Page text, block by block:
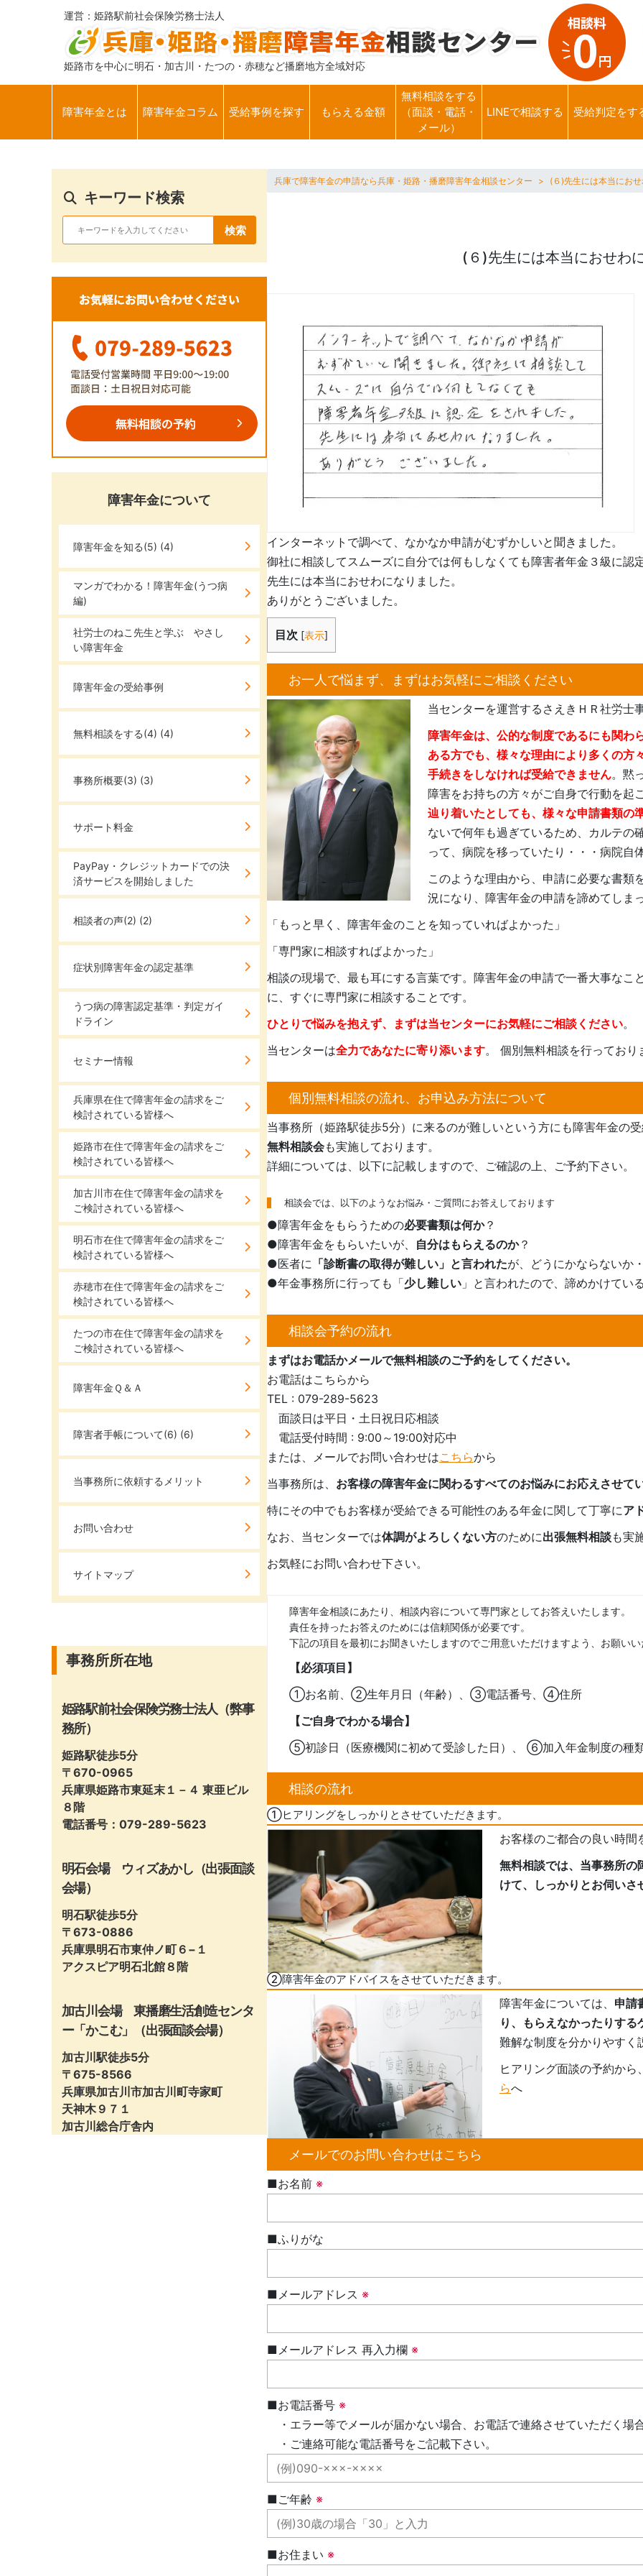
運営：姫路駅前社会保険労務士法人
姫路市を中心に明石・加古川・たつの・赤穂など播磨地方全域対応
障害年金とは 障害年金コラム 受給事例を探す もらえる金額
無料相談をする
（面談・電話・
メール）
LINEで相談する 受給判定をす
兵庫で障害年金の申請なら兵庫・姫路・播磨障害年金相談センター (６)先生には本当にお
(６)先生には本当におせわ
インターネットで調べて、なかなか申請がむずかしいと聞きました。
御社に相談してスムーズに自分では何もしなくても障害者年金３級に認
先生には本当におせわになりました。
ありがとうございました。
目次 [表示]
お一人で悩まず、まずはお気軽にご相談ください
当センターを運営するさえきＨＲ社労士
障害年金は、公的な制度であるにも関わ
ある方でも、様々な理由により多くの方
手続きをしなければ受給できません。黙
障害をお持ちの方々がご自身で行動を起
辿り着いたとしても、様々な申請書類の
ないで何年も過ぎているため、カルテの
って、病院を移っていたり・・・病院自
このような理由から、申請に必要な書類
況になり、障害年金の申請を諦めてしま
「もっと早く、障害年金のことを知っていればよかった」
「専門家に相談すればよかった」
相談の現場で、最も耳にする言葉です。障害年金の申請で一番大事な
に、すぐに専門家に相談することです。
ひとりで悩みを抱えず、まずは当センターにお気軽にご相談ください。
当センターは全力であなたに寄り添います。 個別無料相談を行っており
個別無料相談の流れ、お申込み方法について
当事務所（姫路駅徒歩5分）に来るのが難しいという方にも障害年金の
無料相談会も実施しております。
詳細については、以下に記載しますので、ご確認の上、ご予約下さい。
相談会では、以下のようなお悩み・ご質問にお答えしております
●障害年金をもらうための必要書類は何か？
●障害年金をもらいたいが、 自分はもらえるのか？
●医者に 「診断書の取得が難しい」と言われたが、どうにかならないか
●年金事務所に行っても「少し難しい 」と言われたので、諦めかけてい
相談会予約の流れ
まずはお電話かメールで無料相談のご予約をしてください。
お電話はこちらから
TEL : 079-289-5623
面談日は平日・土日祝日応相談
電話受付時間 : 9:00～19:00対応中
または、メールでお問い合わせはこちらから
当事務所は、 お客様の障害年金に関わるすべてのお悩みにお応えさせて
特にその中でもお客様が受給できる可能性のある年金に関して丁寧にア
なお、当センターでは体調がよろしくない方のために出張無料相談も実
お気軽にお問い合わせ下さい。
障害年金相談にあたり、相談内容について専門家としてお答えいたします。
責任を持ったお答えのためには信頼関係が必要です。
下記の項目を最初にお聞きいたしますのでご用意いただけますよう、お願いい
【必須項目】
①お名前、②生年月日（年齢）、③電話番号、④住所
【ご自身でわかる場合】
⑤初診日（医療機関に初めて受診した日）、 ⑥加入年金制度の種
相談の流れ
①ヒアリングをしっかりとさせていただきます。
お客様のご都合の良い時間
無料相談では、当事務所の
けて、しっかりとお伺いさ
②障害年金のアドバイスをさせていただきます。
障害年金については、 申請
り、もらえなかったりす
難解な制度を分かりやすく
ヒアリング面談の予約から
らへ
メールでのお問い合わせはこちら
■お名前 ※
■ふりがな
■メールアドレス ※
■メールアドレス 再入力欄 ※
■お電話番号 ※
・エラー等でメールが届かない場合、お電話で連絡させていただく場
・ご連絡可能な電話番号をご記載下さい。
■ご年齢 ※
■お住まい ※
キーワード検索
検索
障害年金について
障害年金を知る(5) (4)
マンガでわかる！障害年金(うつ病
編)
社労士のねこ先生と学ぶ やさし
い障害年金
障害年金の受給事例
無料相談をする(4) (4)
事務所概要(3) (3)
サポート料金
PayPay・クレジットカードでの決
済サービスを開始しました
相談者の声(2) (2)
症状別障害年金の認定基準
うつ病の障害認定基準・判定ガイ
ドライン
セミナー情報
兵庫県在住で障害年金の請求をご
検討されている皆様へ
姫路市在住で障害年金の請求をご
検討されている皆様へ
加古川市在住で障害年金の請求を
ご検討されている皆様へ
明石市在住で障害年金の請求をご
検討されている皆様へ
赤穂市在住で障害年金の請求をご
検討されている皆様へ
たつの市在住で障害年金の請求を
ご検討されている皆様へ
障害年金Ｑ＆Ａ
障害者手帳について(6) (6)
当事務所に依頼するメリット
お問い合わせ
サイトマップ
事務所所在地
姫路駅前社会保険労務士法人（弊事
務所）
姫路駅徒歩5分
〒670-0965
兵庫県姫路市東延末１－４ 東亜ビル
８階
電話番号：079-289-5623
明石会場 ウィズあかし（出張面談
会場）
明石駅徒歩5分
〒673-0886
兵庫県明石市東仲ノ町６−１
アクスピア明石北館８階
加古川会場 東播磨生活創造センタ
ー「かこむ」（出張面談会場）
加古川駅徒歩5分
〒675-8566
兵庫県加古川市加古川町寺家町
天神木９７１
加古川総合庁舎内